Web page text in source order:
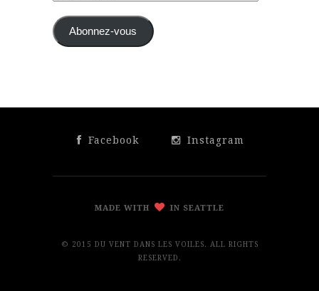
mail Abonnez-vous
Facebook Instagram
MADE WITH IN SEATTLE
© 2015 DU VENT DANS LES VOILES. ALL RIGHTS
RESERVED.